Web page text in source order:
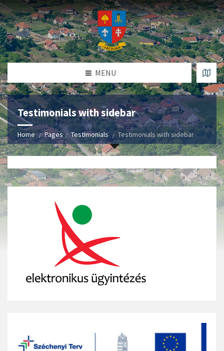
MENU
Testimonials with sidebar
Home Pages Testimonials Testimonials with sidebar